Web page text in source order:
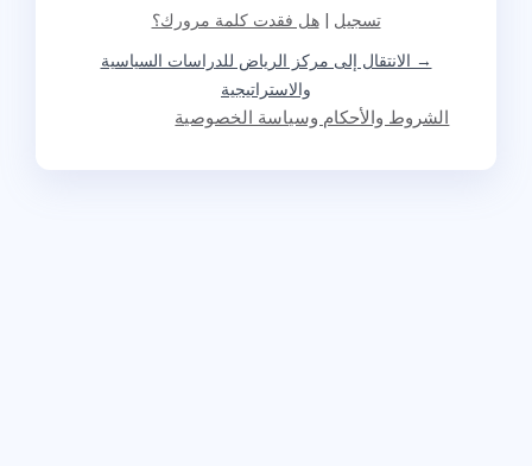
تسجيل |هل فقدت كلمة مرورك؟
→ الانتقال إلى مركز الرياض للدراسات السياسية
والاستراتيجية
الشروط والأحكام وسياسة الخصوصية